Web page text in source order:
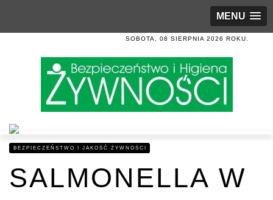
MENU
SOBOTA, 08 SIERPNIA 2026 ROKU.
BEZPIECZEŃSTWO I JAKOŚĆ ŻYWNOŚCI
SALMONELLA W